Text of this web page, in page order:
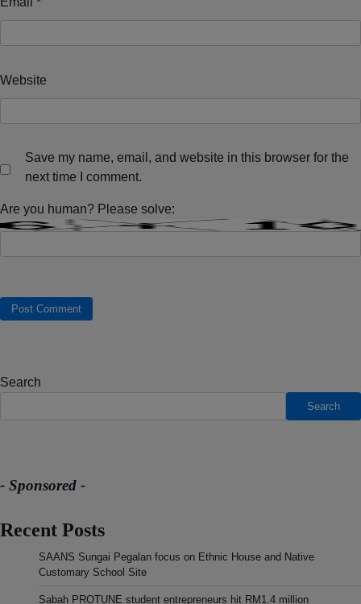
Website
Save my name, email, and website in this browser for the
next time I comment.
Are you human? Please solve:
Search
Search
- Sponsored -
Recent Posts
SAANS Sungai Pegalan focus on Ethnic House and Native
Customary School Site
Sabah PROTUNE student entrepreneurs hit RM1.4 million